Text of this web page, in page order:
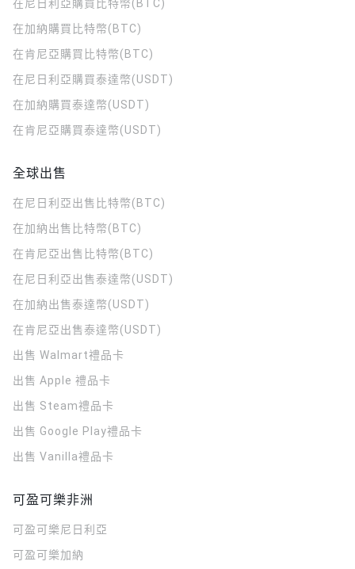
在尼日利亞購買比特幣(BTC)
在加納購買比特幣(BTC)
在肯尼亞購買比特幣(BTC)
在尼日利亞購買泰達幣(USDT)
在加納購買泰達幣(USDT)
在肯尼亞購買泰達幣(USDT)
全球出售
在尼日利亞出售比特幣(BTC)
在加納出售比特幣(BTC)
在肯尼亞出售比特幣(BTC)
在尼日利亞出售泰達幣(USDT)
在加納出售泰達幣(USDT)
在肯尼亞出售泰達幣(USDT)
出售 Walmart禮品卡
出售 Apple 禮品卡
出售 Steam禮品卡
出售 Google Play禮品卡
出售 Vanilla禮品卡
可盈可樂非洲
可盈可樂 尼日利亞
可盈可樂加納